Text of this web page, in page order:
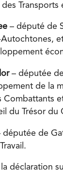
– député de
– députée
de la
Combattants
du Trésor du
députée de
déclaration